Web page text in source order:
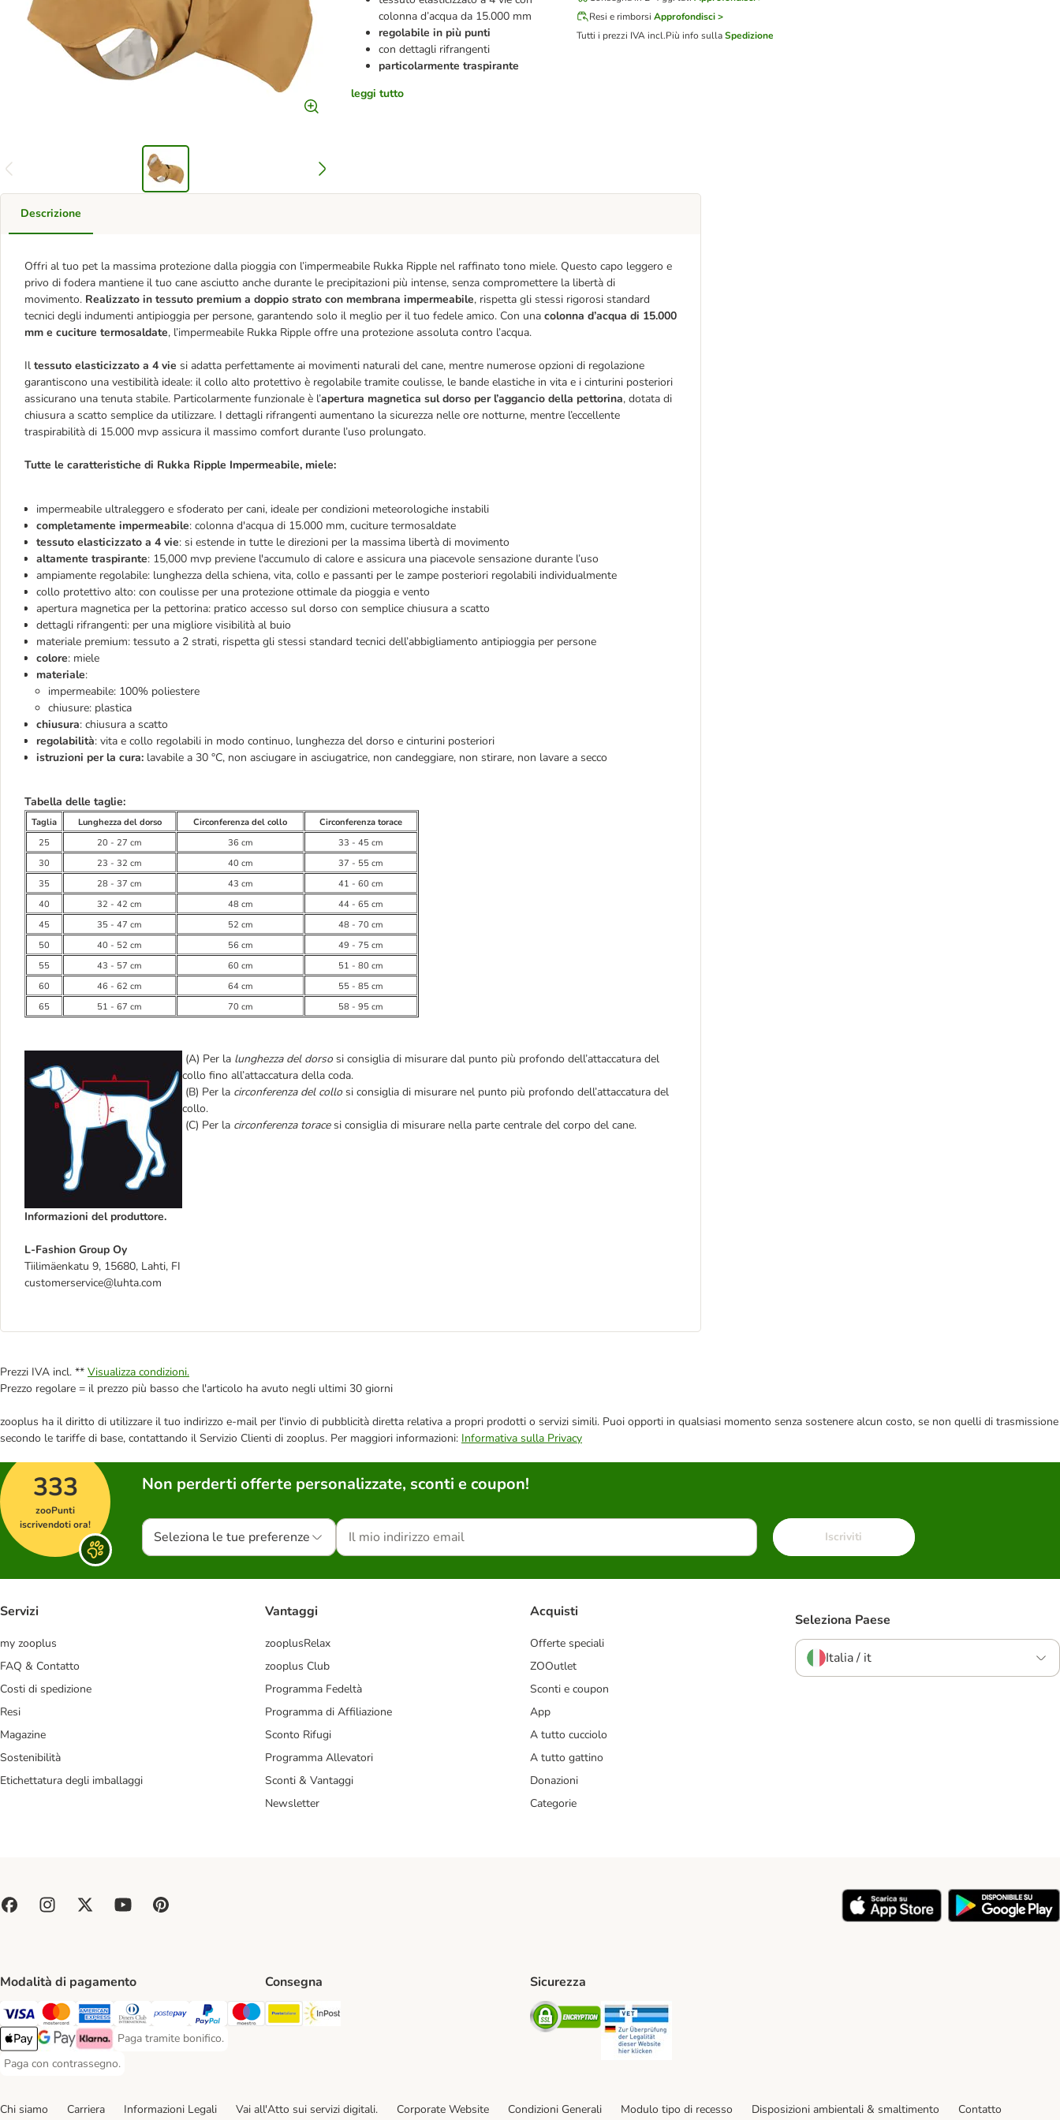
colonna d’acqua da 15.000 mm
regolabile in più punti
con dettagli rifrangenti
particolarmente traspirante
leggi tutto
Resi e rimborsi Approfondisci >
Tutti i prezzi IVA incl.Più info sullaSpedizione
Descrizione
Offri al tuo pet la massima protezione dalla pioggia con l’impermeabile Rukka Ripple nel raffinato tono miele. Questo capo leggero e
privo di fodera mantiene il tuo cane asciutto anche durante le precipitazioni più intense, senza compromettere la libertà di
movimento. Realizzato in tessuto premium a doppio strato con membrana impermeabile, rispetta gli stessi rigorosi standard
tecnici degli indumenti antipioggia per persone, garantendo solo il meglio per il tuo fedele amico. Con una colonna d’acqua di 15.000
mm e cuciture termosaldate, l’impermeabile Rukka Ripple offre una protezione assoluta contro l’acqua.
Il tessuto elasticizzato a 4 vie si adatta perfettamente ai movimenti naturali del cane, mentre numerose opzioni di regolazione
garantiscono una vestibilità ideale: il collo alto protettivo è regolabile tramite coulisse, le bande elastiche in vita e i cinturini posteriori
assicurano una tenuta stabile. Particolarmente funzionale è l’apertura magnetica sul dorso per l’aggancio della pettorina, dotata di
chiusura a scatto semplice da utilizzare. I dettagli rifrangenti aumentano la sicurezza nelle ore notturne, mentre l’eccellente
traspirabilità di 15.000 mvp assicura il massimo comfort durante l’uso prolungato.
Tutte le caratteristiche di Rukka Ripple Impermeabile, miele:
impermeabile ultraleggero e sfoderato per cani, ideale per condizioni meteorologiche instabili
completamente impermeabile: colonna d'acqua di 15.000 mm, cuciture termosaldate
tessuto elasticizzato a 4 vie: si estende in tutte le direzioni per la massima libertà di movimento
altamente traspirante: 15,000 mvp previene l'accumulo di calore e assicura una piacevole sensazione durante l’uso
ampiamente regolabile: lunghezza della schiena, vita, collo e passanti per le zampe posteriori regolabili individualmente
collo protettivo alto: con coulisse per una protezione ottimale da pioggia e vento
apertura magnetica per la pettorina: pratico accesso sul dorso con semplice chiusura a scatto
dettagli rifrangenti: per una migliore visibilità al buio
materiale premium: tessuto a 2 strati, rispetta gli stessi standard tecnici dell’abbigliamento antipioggia per persone
colore: miele
materiale:
impermeabile: 100% poliestere
chiusure: plastica
chiusura: chiusura a scatto
regolabilità: vita e collo regolabili in modo continuo, lunghezza del dorso e cinturini posteriori
istruzioni per la cura: lavabile a 30 °C, non asciugare in asciugatrice, non candeggiare, non stirare, non lavare a secco
Tabella delle taglie:
Taglia Lunghezza del dorso Circonferenza del collo
Circonferenza torace
25
20 - 27 cm 36 cm
33 - 45 cm
30
23 - 32 cm 40 cm
37 - 55 cm
35
28 - 37 cm 43 cm
41 - 60 cm
40
32 - 42 cm 48 cm
44 - 65 cm
45
35 - 47 cm 52 cm
48 - 70 cm
50
40 - 52 cm 56 cm
49 - 75 cm
55
43 - 57 cm 60 cm
51 - 80 cm
60
46 - 62 cm 64 cm
55 - 85 cm
65
51 - 67 cm 70 cm 58 - 95 cm
(A) Per la lunghezza del dorsosi consiglia di misurare dal punto più profondo dell’attaccatura del
collo fino all’attaccatura della coda.
(B) Per la circonferenza del collosi consiglia di misurare nel punto più profondo dell’attaccatura del
collo.
(C) Per la circonferenza torace si consiglia di misurare nella parte centrale del corpo del cane.
Informazioni del produttore.
L-Fashion Group Oy
Tiilimäenkatu 9, 15680, Lahti, FI
customerservice@luhta.com
Prezzi IVA incl. ** Visualizza condizioni.
Prezzo regolare = il prezzo più basso che l'articolo ha avuto negli ultimi 30 giorni
zooplus ha il diritto di utilizzare il tuo indirizzo e-mail per l'invio di pubblicità diretta relativa a propri prodotti o servizi simili. Puoi opporti in qualsiasi momento senza sostenere alcun costo, se non quelli di trasmissione
secondo le tariffe di base, contattando il Servizio Clienti di zooplus. Per maggiori informazioni: Informativa sulla Privacy
333
zooPunti
iscrivendoti ora!
Non perderti offerte personalizzate, sconti e coupon!
Seleziona le tue preferenze Iscriviti
Servizi
my zooplus
FAQ & Contatto
Costi di spedizione
Resi
Magazine
Sostenibilità
Etichettatura degli imballaggi
Vantaggi
zooplusRelax
zooplus Club
Programma Fedeltà
Programma di Affiliazione
Sconto Rifugi
Programma Allevatori
Sconti & Vantaggi
Newsletter
Acquisti
Offerte speciali
ZOOutlet
Sconti e coupon
App
A tutto cucciolo
A tutto gattino
Donazioni
Categorie
Seleziona Paese
Italia / it
Modalità di pagamento
Paga con Visa. Payment Method
Paga con Mastercard. Payment Method
Paga con American Express. Payment Method
Paga con Diners Club. Payment Method
Paga con Postepay. Payment Method
Paga con PayPal. Payment Method
Paga con Maestro. Payment Method
Apple Pay Payment Method
Google Pay Payment Method
Klarna Payment Method
Paga tramite bonifico.
Paga tramite bonifico. Payment Method
Paga con contrassegno.
Paga con contrassegno. Payment Method
Consegna
Poste Italiane. Shipping Method
Sicurezza
Security
Chi siamo Carriera Informazioni Legali Vai all'Atto sui servizi digitali. Corporate Website Condizioni Generali Modulo tipo di recesso Disposizioni ambientali & smaltimento Contatto